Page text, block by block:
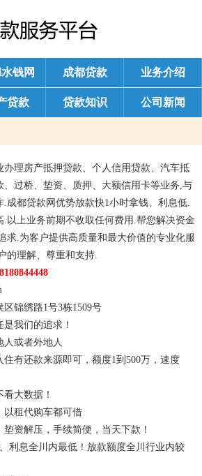
钱网 成都贷款 业务介绍
贷款 贷款知识 公司新闻
办理房产抵押贷款、个人信用贷款、汽车抵
、过桥、垫资、质押、大额信用卡等业务,与
成都贷款网优势放款快1小时拿钱、利息低.
.以上业务前期不收取任何费用.帮您解决资金
求.为客户提供高质量和最大价值的专业化服
的理解、尊重和支持.
锦绣路1号3栋1509号
我们的追求！
人或者外地人
有还款来源即可，额度1到500万，速度
大数据！
以租代购车都可借
资解压，手续简便，当天下款！
利息全川内最低！放款额度全川行业内较